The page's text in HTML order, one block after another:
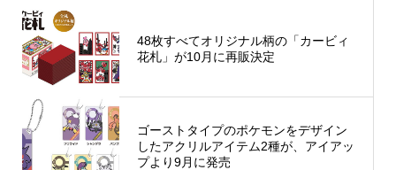
48枚すべてオリジナル柄の「カービィ
花札」が10月に再販決定
ゴーストタイプのポケモンをデザイン
したアクリルアイテム2種が、アイアッ
プより9月に発売